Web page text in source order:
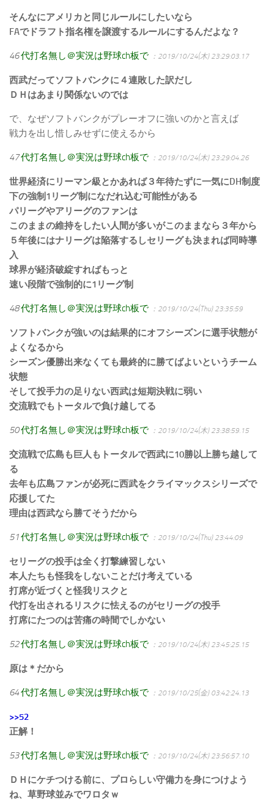
そんなにアメリカと同じルールにしたいなら
FAでドラフト指名権を譲渡するルールにするんだよな？
46代打名無し＠実況は野球ch板で ：2019/10/24(木) 23:29:03.17
西武だってソフトバンクに４連敗した訳だし
ＤＨはあまり関係ないのでは
で、なぜソフトバンクがプレーオフに強いのかと言えば
戦力を出し惜しみせずに使えるから
47代打名無し＠実況は野球ch板で ：2019/10/24(木) 23:29:04.26
世界経済にリーマン級とかあれば３年待たずに一気にDH制度
下の強制1リーグ制になだれ込む可能性がある
パリーグやアリーグのファンは
このままの維持をしたい人間が多いがこのままなら３年から
５年後にはナリーグは陥落するしセリーグも決まれば同時導
入
球界が経済破綻すればもっと
速い段階で強制的に1リーグ制
48代打名無し＠実況は野球ch板で ：2019/10/24(Thu) 23:35:59
ソフトバンクが強いのは結果的にオフシーズンに選手状態が
よくなるから
シーズン優勝出来なくても最終的に勝てばよいというチーム
状態
そして投手力の足りない西武は短期決戦に弱い
交流戦でもトータルで負け越してる
50代打名無し＠実況は野球ch板で ：2019/10/24(木) 23:38:59.15
交流戦で広島も巨人もトータルで西武に10勝以上勝ち越して
る
去年も広島ファンが必死に西武をクライマックスシリーズで
応援してた
理由は西武なら勝てそうだから
51代打名無し＠実況は野球ch板で ：2019/10/24(Thu) 23:44:09
セリーグの投手は全く打撃練習しない
本人たちも怪我をしないことだけ考えている
打席が近づくと怪我リスクと
代打を出されるリスクに怯えるのがセリーグの投手
打席にたつのは苦痛の時間でしかない
52代打名無し＠実況は野球ch板で ：2019/10/24(木) 23:45:25.15
原は＊だから
64代打名無し＠実況は野球ch板で ：2019/10/25(金) 03:42:24.13
>>52
正解！
53代打名無し＠実況は野球ch板で ：2019/10/24(木) 23:56:57.10
ＤＨにケチつける前に、プロらしい守備力を身につけよう
ね、草野球並みでワロタｗ